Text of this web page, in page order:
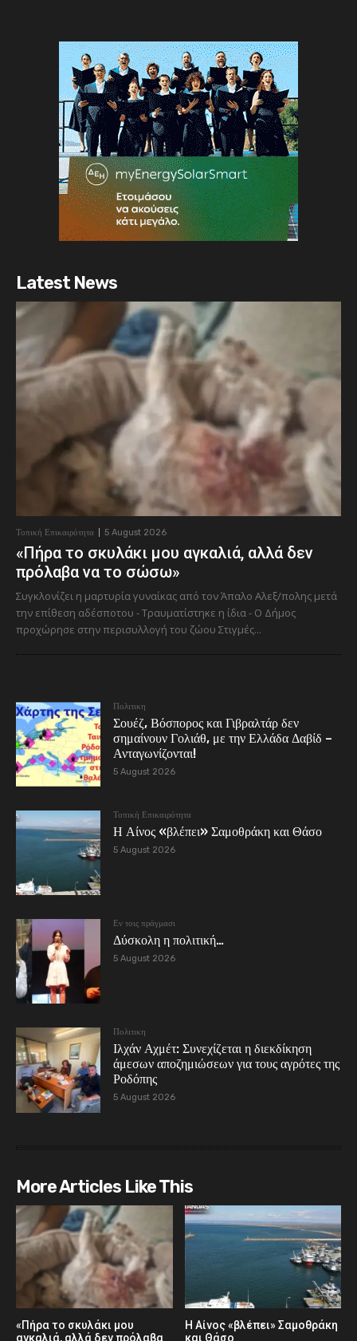
Latest News
Τοπική Επικαιρότητα 5 August 2026
«Πήρα το σκυλάκι μου αγκαλιά, αλλά δεν
πρόλαβα να το σώσω»
Συγκλονίζει η μαρτυρία γυναίκας από τον Άπαλο Αλεξ/πολης μετά
την επίθεση αδέσποτου - Τραυματίστηκε η ίδια - Ο Δήμος
προχώρησε στην περισυλλογή του ζώου Στιγμές...
Πολιτικη
Σουέζ, Βόσπορος και Γιβραλτάρ δεν
σημαίνουν Γολιάθ, με την Ελλάδα Δαβίδ –
Ανταγωνίζονται!
5 August 2026
Τοπική Επικαιρότητα
Η Αίνος «βλέπει» Σαμοθράκη και Θάσο
5 August 2026
Εν τοις πράγμασι
Δύσκολη η πολιτική…
5 August 2026
Πολιτικη
Ιλχάν Αχμέτ: Συνεχίζεται η διεκδίκηση
άμεσων αποζημιώσεων για τους αγρότες της
Ροδόπης
5 August 2026
More Articles Like This
«Πήρα το σκυλάκι μου
αγκαλιά, αλλά δεν πρόλαβα
Η Αίνος «βλέπει» Σαμοθράκη
και Θάσο